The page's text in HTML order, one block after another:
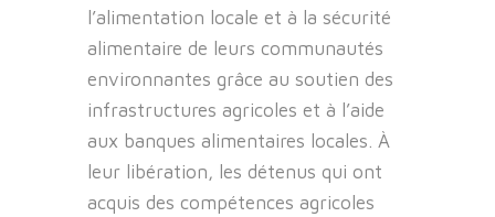
l’alimentation locale et à la sécurité
alimentaire de leurs communautés
environnantes grâce au soutien des
infrastructures agricoles et à l’aide
aux banques alimentaires locales. À
leur libération, les détenus qui ont
acquis des compétences agricoles